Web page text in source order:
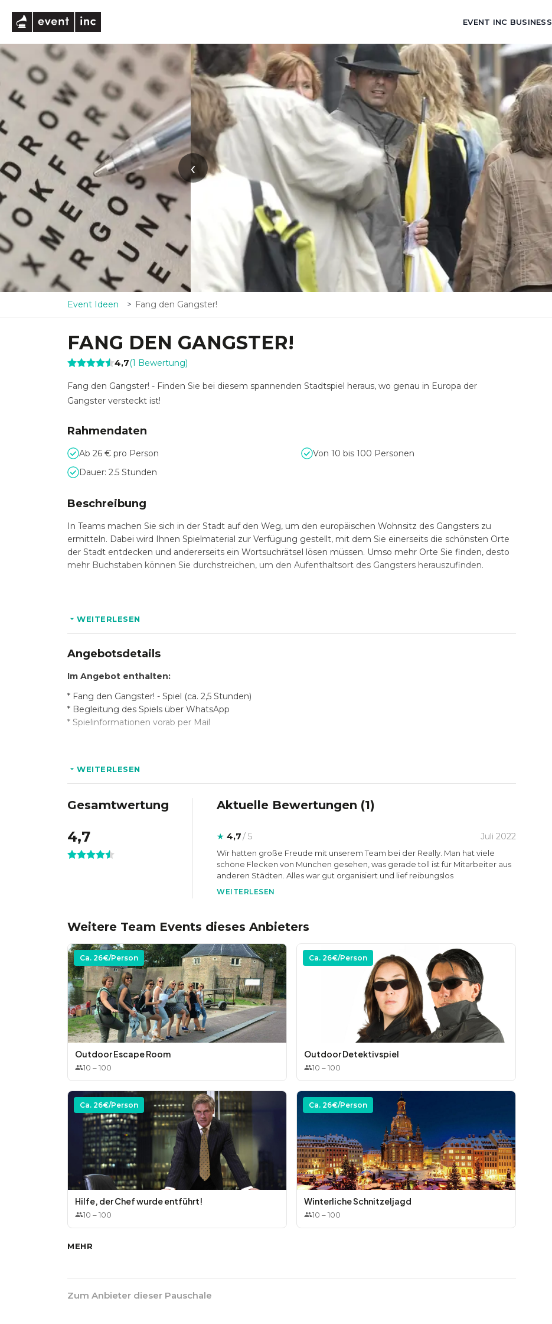
EVENT INC BUSINESS
‹
Event Ideen Fang den Gangster!
FANG DEN GANGSTER!
4,7(1 Bewertung)
Fang den Gangster! - Finden Sie bei diesem spannenden Stadtspiel heraus, wo genau in Europa der
Gangster versteckt ist!
Rahmendaten
Ab 26 € pro Person
Von 10 bis 100 Personen
Dauer: 2.5 Stunden
Beschreibung
In Teams machen Sie sich in der Stadt auf den Weg, um den europäischen Wohnsitz des Gangsters zu
ermitteln. Dabei wird Ihnen Spielmaterial zur Verfügung gestellt, mit dem Sie einerseits die schönsten Orte
der Stadt entdecken und andererseits ein Wortsuchrätsel lösen müssen. Umso mehr Orte Sie finden, desto
mehr Buchstaben können Sie durchstreichen, um den Aufenthaltsort des Gangsters herauszufinden.
während der gesamten Dauer über WhatsApp begleiten.
WEITERLESEN
Angebotsdetails
Im Angebot enthalten:
* Fang den Gangster! - Spiel (ca. 2,5 Stunden)
* Begleitung des Spiels über WhatsApp
* Spielinformationen vorab per Mail
WEITERLESEN
Gesamtwertung
4,7
Aktuelle Bewertungen (1)
★ 4,7/ 5 Juli 2022
Wir hatten große Freude mit unserem Team bei der Really. Man hat viele
schöne Flecken von München gesehen, was gerade toll ist für Mitarbeiter aus
anderen Städten. Alles war gut organisiert und lief reibungslos
WEITERLESEN
Weitere Team Events dieses Anbieters
Ca. 26€/Person
Outdoor Escape Room
10 –100
Ca. 26€/Person
Outdoor Detektivspiel
10 –100
Ca. 26€/Person
Hilfe, der Chef wurde entführt!
10 –100
Ca. 26€/Person
Winterliche Schnitzeljagd
10 –100
MEHR
Zum Anbieter dieser Pauschale